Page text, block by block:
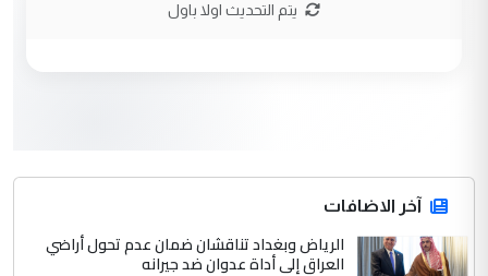
جنسية الرافد الثالث للعراق ومن اصول عريقة
ابا فرات ...
الموضوع :
الجواهري يرد على صدام حسين سل
مضجعيك يابن الزنا (نص كامل)
يتم التحديث اولا باول
آخر الاضافات
الرياض وبغداد تناقشان ضمان عدم تحول أراضي
العراق إلى أداة عدوان ضد جيرانه